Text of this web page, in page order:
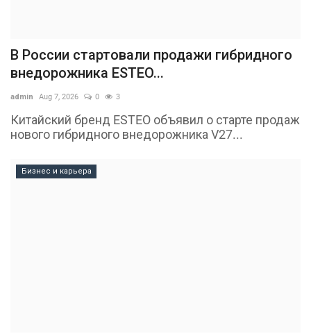
В России стартовали продажи гибридного
внедорожника ESTEO...
admin Aug 7, 2026 0 3
Китайский бренд ESTEO объявил о старте продаж
нового гибридного внедорожника V27...
Бизнес и карьера